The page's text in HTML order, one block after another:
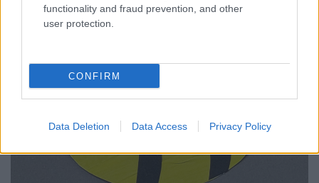
functionality and fraud prevention, and other
user protection.
CONFIRM
Data Deletion Data Access Privacy Policy